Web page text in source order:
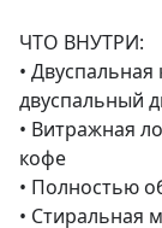
ЧТО ВНУТРИ:
• Двуспальная
двуспальный
• Витражная
кофе
• Полностью
• Стиральная